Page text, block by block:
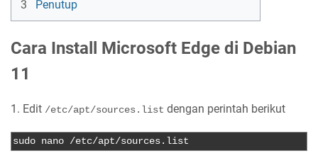
3
Penutup
Cara Install Microsoft Edge di Debian
11
1. Edit /etc/apt/sources.list dengan perintah berikut
sudo nano /etc/apt/sources. list